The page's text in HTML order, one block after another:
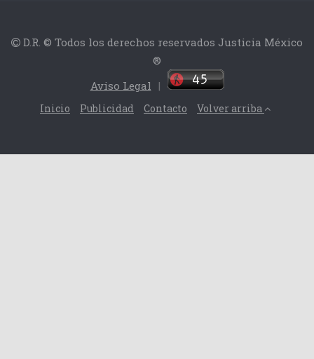
D.R. © Todos los derechos reservados Justicia México
®
Aviso Legal |
Inicio Publicidad Contacto Volver arriba